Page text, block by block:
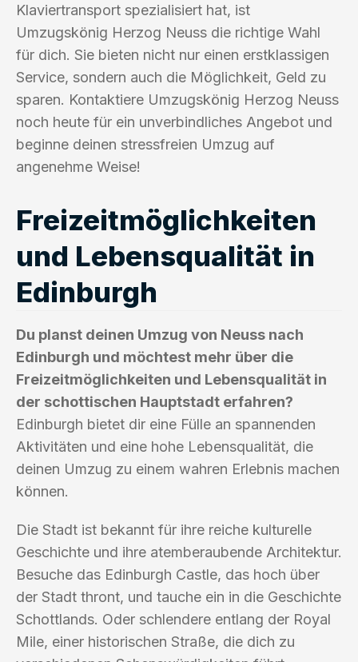
Klaviertransport spezialisiert hat, ist
Umzugskönig Herzog Neuss die richtige Wahl
für dich. Sie bieten nicht nur einen erstklassigen
Service, sondern auch die Möglichkeit, Geld zu
sparen. Kontaktiere Umzugskönig Herzog Neuss
noch heute für ein unverbindliches Angebot und
beginne deinen stressfreien Umzug auf
angenehme Weise!
Freizeitmöglichkeiten
und Lebensqualität in
Edinburgh
Du planst deinen Umzug von Neuss nach
Edinburgh und möchtest mehr über die
Freizeitmöglichkeiten und Lebensqualität in
der schottischen Hauptstadt erfahren?
Edinburgh bietet dir eine Fülle an spannenden
Aktivitäten und eine hohe Lebensqualität, die
deinen Umzug zu einem wahren Erlebnis machen
können.
Die Stadt ist bekannt für ihre reiche kulturelle
Geschichte und ihre atemberaubende Architektur.
Besuche das Edinburgh Castle, das hoch über
der Stadt thront, und tauche ein in die Geschichte
Schottlands. Oder schlendere entlang der Royal
Mile, einer historischen Straße, die dich zu